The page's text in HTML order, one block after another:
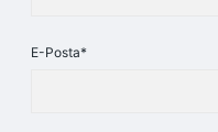
E-Posta*